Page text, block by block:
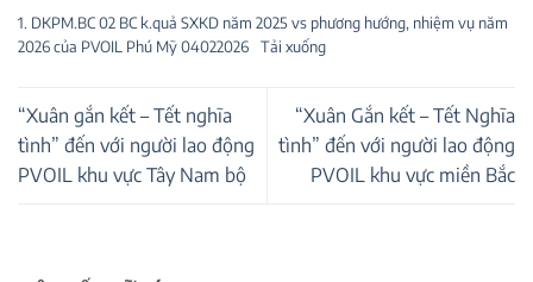
1. DKPM.BC 02 BC k.quả SXKD năm 2025 vs phương hướng, nhiệm vụ năm
2026 của PVOIL Phú Mỹ 04022026
Tải xuống
“Xuân gắn kết – Tết nghĩa
tình” đến với người lao động
PVOIL khu vực Tây Nam bộ
“Xuân Gắn kết – Tết Nghĩa
tình” đến với người lao động
PVOIL khu vực miền Bắc